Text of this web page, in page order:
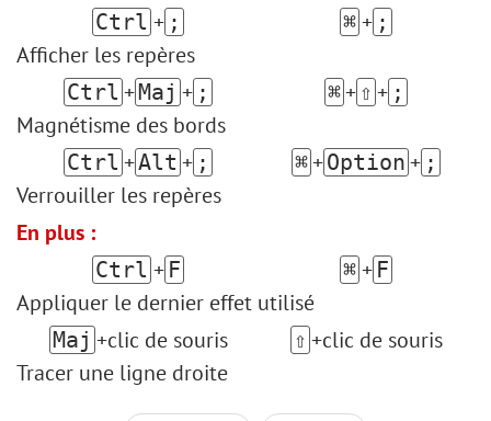
Ctrl + ; ⌘ + ;
Afficher les repères
Ctrl +Maj + ; ⌘+ ⇧ + ;
Magnétisme des bords
Ctrl +Alt + ; ⌘+Option + ;
Verrouiller les repères
En plus :
Ctrl + F ⌘ + F
Appliquer le dernier effet utilisé
Maj +clic de souris ⇧ +clic de souris
Tracer une ligne droite